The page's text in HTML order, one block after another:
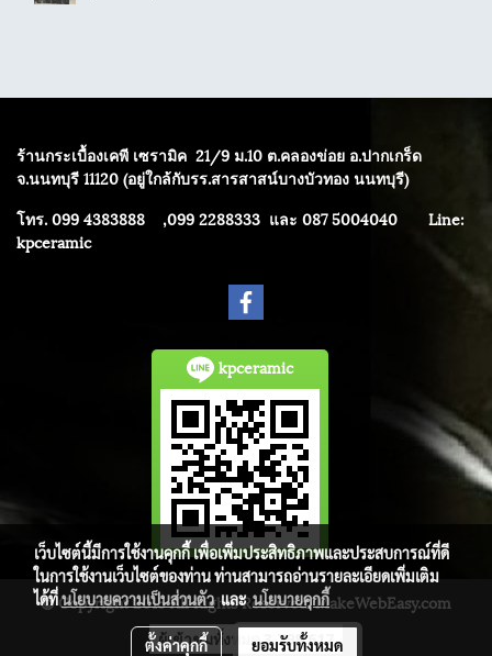
ร้านกระเบื้องเคพี เซรามิค 21/9 ม.10 ต.คลองข่อย อ.ปากเกร็ด
จ.นนทบุรี 11120 (อยู่ใกล้กับรร.สารสาสน์บางบัวทอง นนทบุรี)
โทร. 099 4383888 ,099 2288333 และ 087 5004040 Line:
kpceramic
kpceramic
© Copyright 2015 All Rights Reserved. MakeWebEasy.com
ผู้เข้าชมทั้งหมด3,798,617
เว็บไซต์นี้มีการใช้งานคุกกี้ เพื่อเพิ่มประสิทธิภาพและประสบการณ์ที่ดี
ในการใช้งานเว็บไซต์ของท่าน ท่านสามารถอ่านรายละเอียดเพิ่มเติม
ได้ที่นโยบายความเป็นส่วนตัวและนโยบายคุกกี้
ตั้งค่าคุกกี้ ยอมรับทั้งหมด